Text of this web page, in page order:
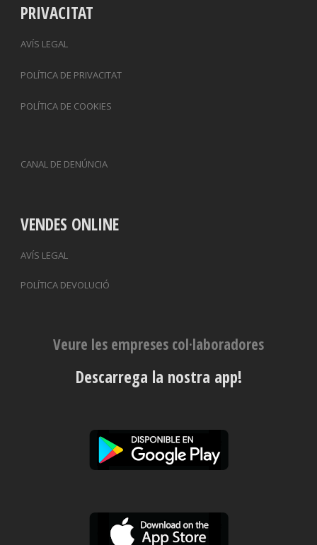
PRIVACITAT
AVÍS LEGAL
POLÍTICA DE PRIVACITAT
POLÍTICA DE COOKIES
CANAL DE DENÚNCIA
VENDES ONLINE
AVÍS LEGAL
POLÍTICA DEVOLUCIÓ
Veure les empreses col·laboradores
Descarrega la nostra app!